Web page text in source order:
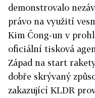
demonstrovalo
právo na využití
Kim Čong-un v
oficiální tisková
Západ na start
dobře skrývaný
zakazující KLDR